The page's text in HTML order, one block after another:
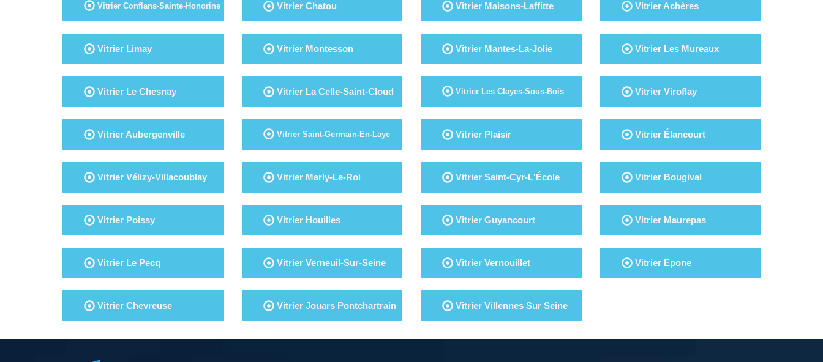
Vitrier Conflans-Sainte-Honorine Vitrier Chatou Vitrier Maisons-Laffitte Vitrier Achères
Vitrier Limay Vitrier Montesson Vitrier Mantes-La-Jolie Vitrier Les Mureaux
Vitrier Le Chesnay Vitrier La Celle-Saint-Cloud Vitrier Les Clayes-Sous-Bois Vitrier Viroflay
Vitrier Aubergenville Vitrier Saint-Germain-En-Laye Vitrier Plaisir Vitrier Élancourt
Vitrier Vélizy-Villacoublay Vitrier Marly-Le-Roi Vitrier Saint-Cyr-L'École Vitrier Bougival
Vitrier Poissy Vitrier Houilles Vitrier Guyancourt Vitrier Maurepas
Vitrier Le Pecq Vitrier Verneuil-Sur-Seine Vitrier Vernouillet Vitrier Epone
Vitrier Chevreuse Vitrier Jouars Pontchartrain Vitrier Villennes Sur Seine